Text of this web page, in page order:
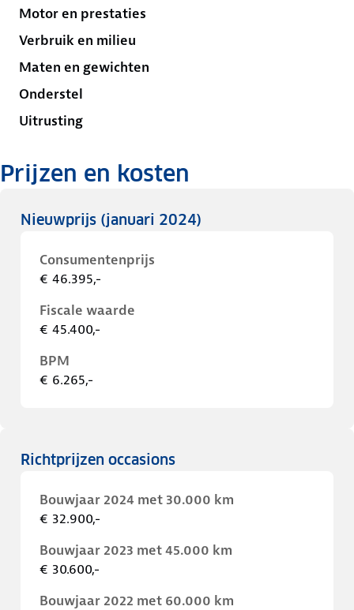
Motor en prestaties
Verbruik en milieu
Maten en gewichten
Onderstel
Uitrusting
Prijzen en kosten
Nieuwprijs (januari 2024)
Consumentenprijs
€ 46.395,-
Fiscale waarde
€ 45.400,-
BPM
€ 6.265,-
Richtprijzen occasions
Bouwjaar 2024 met 30.000 km
€ 32.900,-
Bouwjaar 2023 met 45.000 km
€ 30.600,-
Bouwjaar 2022 met 60.000 km